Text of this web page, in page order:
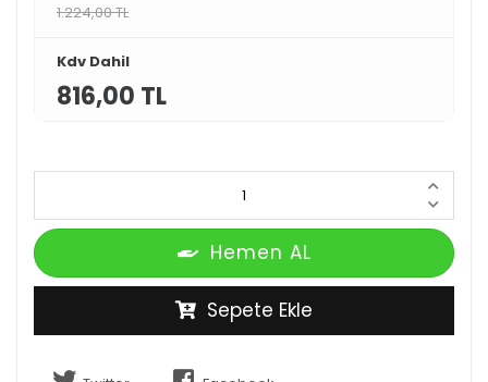
1.224,00 TL
Kdv Dahil
816,00 TL
Hemen AL
Sepete Ekle